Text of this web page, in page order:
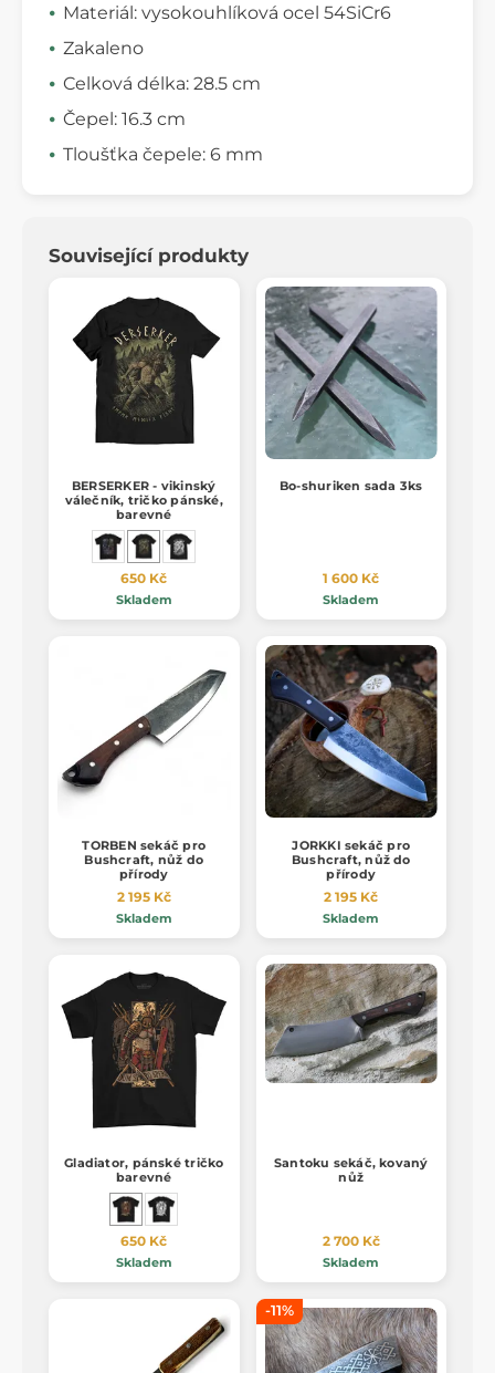
Materiál: vysokouhlíková ocel 54SiCr6
Zakaleno
Celková délka: 28.5 cm
Čepel: 16.3 cm
Tloušťka čepele: 6 mm
Související produkty
BERSERKER - vikinský
válečník, tričko pánské,
barevné
650 Kč
Skladem
Bo-shuriken sada 3ks
1 600 Kč
Skladem
TORBEN sekáč pro
Bushcraft, nůž do
přírody
2 195 Kč
Skladem
JORKKI sekáč pro
Bushcraft, nůž do
přírody
2 195 Kč
Skladem
Gladiator, pánské tričko
barevné
650 Kč
Skladem
Santoku sekáč, kovaný
nůž
2 700 Kč
Skladem
-11%